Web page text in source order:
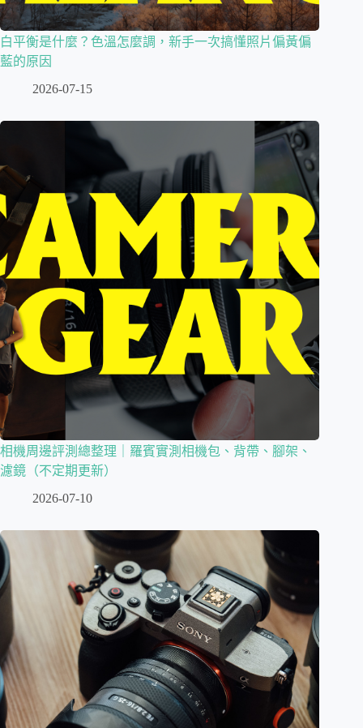
白平衡是什麼？色溫怎麼調，新手一次搞懂照片偏黃偏
藍的原因
2026-07-15
相機周邊評測總整理｜羅賓實測相機包、背帶、腳架、
濾鏡（不定期更新）
2026-07-10